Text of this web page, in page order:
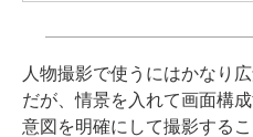
人物撮影で使うにはかなり
だが、情景を入れて画面構
意図を明確にして撮影する